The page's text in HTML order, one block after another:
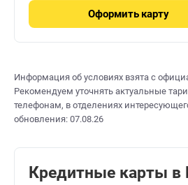
Оформить карту
Информация об условиях взята с
Рекомендуем уточнять актуальные
телефонам, в отделениях
обновления: 07.08.26
Кредитные карты в